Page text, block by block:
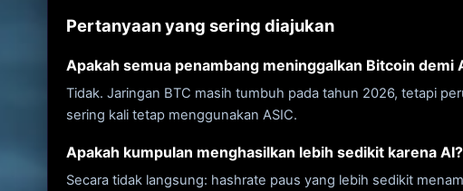
Pertanyaan yang sering diajukan
Apakah semua penambang meninggalkan Bitcoin demi
Tidak. Jaringan BTC masih tumbuh pada tahun 2026, tetapi
sering kali tetap menggunakan ASIC.
Apakah kumpulan menghasilkan lebih sedikit karena AI?
Secara tidak langsung: hashrate paus yang lebih sedikit